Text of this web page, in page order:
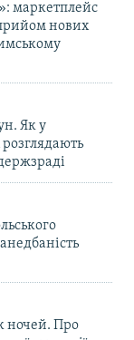
маркетплейс
нових
Як у
ночей. Про